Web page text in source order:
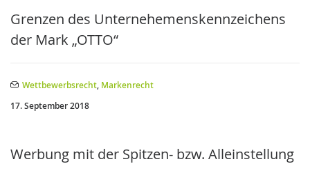
FACHBEITRÄGE
Grenzen des Unternehemenskennzeichens
der Mark „OTTO“
Wettbewerbsrecht, Markenrecht
17. September 2018
Werbung mit der Spitzen- bzw. Alleinstellung